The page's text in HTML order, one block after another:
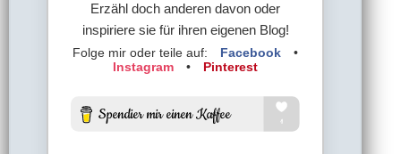
Erzähl doch anderen davon oder
inspiriere sie für ihren eigenen Blog!
Folge mir oder teile auf: Facebook
•
Instagram
• Pinterest